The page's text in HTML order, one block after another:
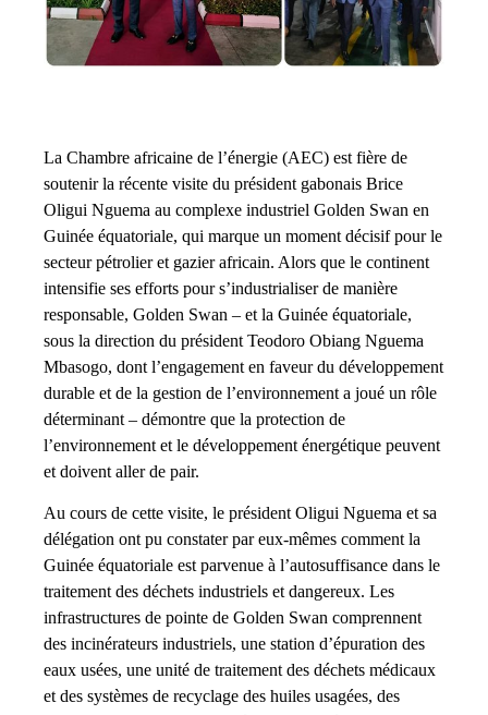
La Chambre africaine de l’énergie (AEC) est fière de
soutenir la récente visite du président gabonais Brice
Oligui Nguema au complexe industriel Golden Swan en
Guinée équatoriale, qui marque un moment décisif pour le
secteur pétrolier et gazier africain. Alors que le continent
intensifie ses efforts pour s’industrialiser de manière
responsable, Golden Swan – et la Guinée équatoriale,
sous la direction du président Teodoro Obiang Nguema
Mbasogo, dont l’engagement en faveur du développement
durable et de la gestion de l’environnement a joué un rôle
déterminant – démontre que la protection de
l’environnement et le développement énergétique peuvent
et doivent aller de pair.
Au cours de cette visite, le président Oligui Nguema et sa
délégation ont pu constater par eux-mêmes comment la
Guinée équatoriale est parvenue à l’autosuffisance dans le
traitement des déchets industriels et dangereux. Les
infrastructures de pointe de Golden Swan comprennent
des incinérateurs industriels, une station d’épuration des
eaux usées, une unité de traitement des déchets médicaux
et des systèmes de recyclage des huiles usagées, des